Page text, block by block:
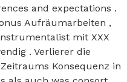
and expectations .
Aufräumarbeiten ,
mit XXX
. Verlierer die
Konsequenz in